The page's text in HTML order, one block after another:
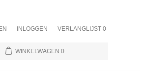
INLOGGEN VERLANGLIJST 0
WINKELWAGEN 0